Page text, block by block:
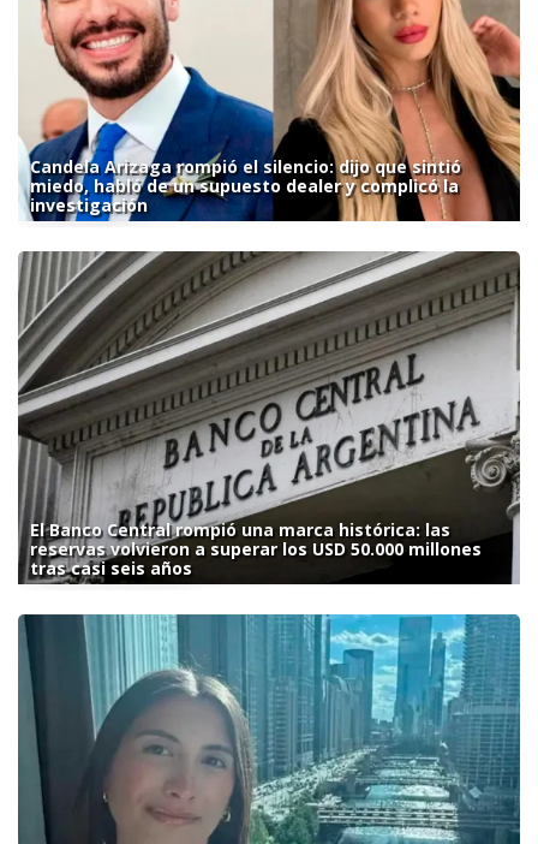
Candela Arizaga rompió el silencio: dijo que sintió
miedo, habló de un supuesto dealer y complicó la
investigación
El Banco Central rompió una marca histórica: las
reservas volvieron a superar los USD 50.000 millones
tras casi seis años